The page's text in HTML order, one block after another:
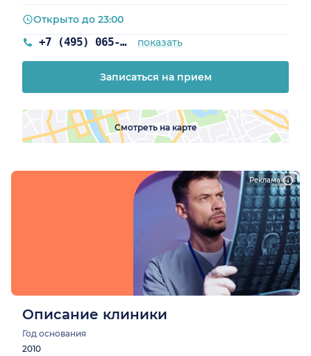
Реклама
+7 (495) 065-55-07 показать
Открыто до 23:00
Записаться на прием
Смотреть на карте
Описание клиники
Год основания
2010